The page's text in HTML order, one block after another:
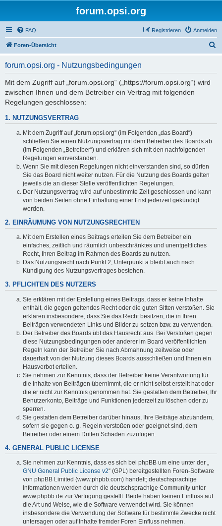
forum.opsi.org
FAQ Anmelden
Registrieren
Foren-Übersicht
forum.opsi.org - Nutzungsbedingungen
Mit dem Zugriff auf „forum.opsi.org“ („https://forum.opsi.org“) wird
zwischen Ihnen und dem Betreiber ein Vertrag mit folgenden
Regelungen geschlossen:
1. NUTZUNGSVERTRAG
Mit dem Zugriff auf „forum.opsi.org“ (im Folgenden „das Board“)
schließen Sie einen Nutzungsvertrag mit dem Betreiber des Boards ab
(im Folgenden „Betreiber“) und erklären sich mit den nachfolgenden
Regelungen einverstanden.
Wenn Sie mit diesen Regelungen nicht einverstanden sind, so dürfen
Sie das Board nicht weiter nutzen. Für die Nutzung des Boards gelten
jeweils die an dieser Stelle veröffentlichten Regelungen.
Der Nutzungsvertrag wird auf unbestimmte Zeit geschlossen und kann
von beiden Seiten ohne Einhaltung einer Frist jederzeit gekündigt
werden.
2. EINRÄUMUNG VON NUTZUNGSRECHTEN
Mit dem Erstellen eines Beitrags erteilen Sie dem Betreiber ein
einfaches, zeitlich und räumlich unbeschränktes und unentgeltliches
Recht, Ihren Beitrag im Rahmen des Boards zu nutzen.
Das Nutzungsrecht nach Punkt 2, Unterpunkt a bleibt auch nach
Kündigung des Nutzungsvertrages bestehen.
3. PFLICHTEN DES NUTZERS
Sie erklären mit der Erstellung eines Beitrags, dass er keine Inhalte
enthält, die gegen geltendes Recht oder die guten Sitten verstoßen. Sie
erklären insbesondere, dass Sie das Recht besitzen, die in Ihren
Beiträgen verwendeten Links und Bilder zu setzen bzw. zu verwenden.
Der Betreiber des Boards übt das Hausrecht aus. Bei Verstößen gegen
diese Nutzungsbedingungen oder anderer im Board veröffentlichten
Regeln kann der Betreiber Sie nach Abmahnung zeitweise oder
dauerhaft von der Nutzung dieses Boards ausschließen und Ihnen ein
Hausverbot erteilen.
Sie nehmen zur Kenntnis, dass der Betreiber keine Verantwortung für
die Inhalte von Beiträgen übernimmt, die er nicht selbst erstellt hat oder
die er nicht zur Kenntnis genommen hat. Sie gestatten dem Betreiber, Ihr
Benutzerkonto, Beiträge und Funktionen jederzeit zu löschen oder zu
sperren.
Sie gestatten dem Betreiber darüber hinaus, Ihre Beiträge abzuändern,
sofern sie gegen o. g. Regeln verstoßen oder geeignet sind, dem
Betreiber oder einem Dritten Schaden zuzufügen.
4. GENERAL PUBLIC LICENSE
Sie nehmen zur Kenntnis, dass es sich bei phpBB um eine unter der „
GNU General Public License v2“ (GPL) bereitgestellten Foren-Software
von phpBB Limited (www.phpbb.com) handelt; deutschsprachige
Informationen werden durch die deutschsprachige Community unter
www.phpbb.de zur Verfügung gestellt. Beide haben keinen Einfluss auf
die Art und Weise, wie die Software verwendet wird. Sie können
insbesondere die Verwendung der Software für bestimmte Zwecke nicht
untersagen oder auf Inhalte fremder Foren Einfluss nehmen.